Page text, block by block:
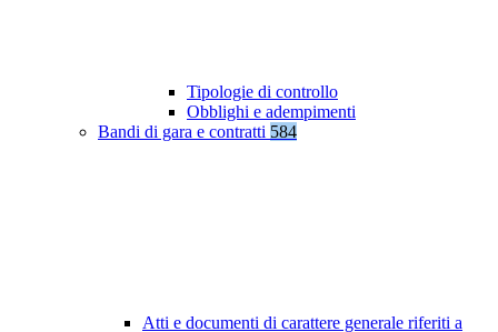
Tipologie di controllo
Obblighi e adempimenti
Bandi di gara e contratti 584
Atti e documenti di carattere generale riferiti a